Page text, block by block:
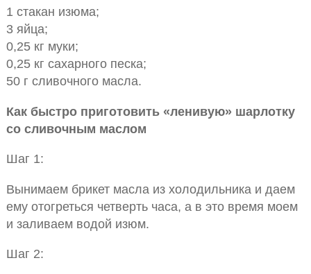
1 стакан изюма;
3 яйца;
0,25 кг муки;
0,25 кг сахарного песка;
50 г сливочного масла.
Как быстро приготовить «ленивую» шарлотку
со сливочным маслом
Шаг 1:
Вынимаем брикет масла из холодильника и даем
ему отогреться четверть часа, а в это время моем
и заливаем водой изюм.
Шаг 2: